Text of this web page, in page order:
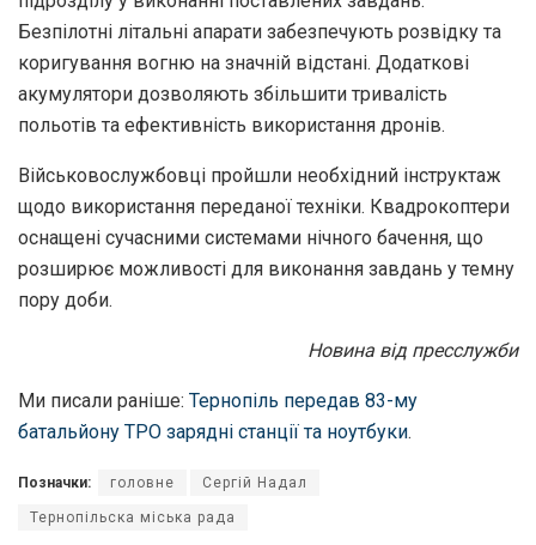
Безпілотні літальні апарати забезпечують розвідку та
коригування вогню на значній відстані. Додаткові
акумулятори дозволяють збільшити тривалість
польотів та ефективність використання дронів.
Військовослужбовці пройшли необхідний інструктаж
щодо використання переданої техніки. Квадрокоптери
оснащені сучасними системами нічного бачення, що
розширює можливості для виконання завдань у темну
пору доби.
Новина від пресслужби
Ми писали раніше: Тернопіль передав 83-му
батальйону ТРО зарядні станції та ноутбуки.
Позначки: головне Сергій Надал
Тернопільска міська рада